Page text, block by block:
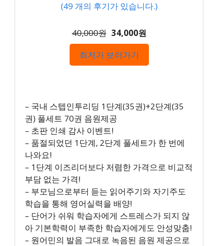
(49 개의 후기가 있습니다.)
40,000원 34,000원
최저가 보러가기
– 국내 스텝인투리딩 1단계(35권)+2단계(35
권) 풀세트 70권 음원제공
– 초판 인쇄 감사 이벤트!
– 품절되었던 1단계, 2단계 풀세트가 한 번에
나와요!
– 1단계 이즈리더보다 저렴한 가격으로 비교적
부담 없는 가격!
– 부모님으로부터 듣는 읽어주기와 자기주도
학습을 통해 영어실력을 배양!
– 단어가 쉬워 학습자에게 스트레스가 되지 않
아 기본학력이 부족한 학습자에게도 안성맞춤!
– 원어민의 발음 그대로 녹음된 음원 제공으로